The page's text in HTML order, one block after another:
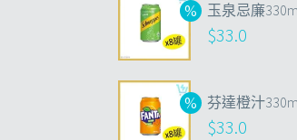
玉泉忌廉
$33.0
芬達橙汁
$33.0